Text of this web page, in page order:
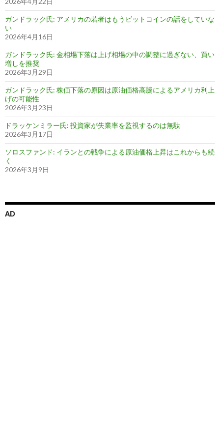
ガンドラック氏: アメリカの若者はもうビットコインの話をしていな
い
2026年4月16日
ガンドラック氏: 金相場下落は上げ相場の中の調整に過ぎない、買い
増しを推奨
2026年3月29日
ガンドラック氏: 株価下落の原因は原油価格高騰によるアメリカ利上
げの可能性
2026年3月23日
ドラッケンミラー氏: 投資家が失業率を監視するのは無駄
2026年3月17日
ソロスファンド: イランとの戦争による原油価格上昇はこれからも続
く
2026年3月9日
AD